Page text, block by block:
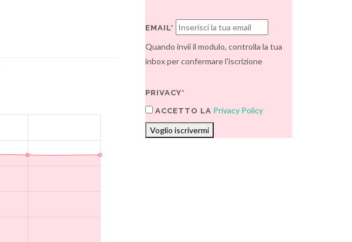
EMAIL*
Quando invii il modulo, controlla la tua
inbox per confermare l'iscrizione
PRIVACY*
ACCETTO LA Privacy Policy
Voglio iscrivermi